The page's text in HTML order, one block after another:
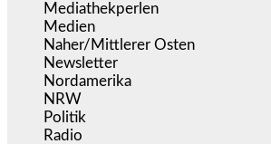
Mediathekperlen
Medien
Naher/Mittlerer Osten
Newsletter
Nordamerika
NRW
Politik
Radio